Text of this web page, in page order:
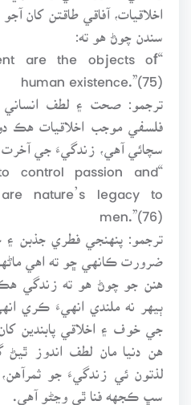
اخلاقيات، آفاقي طاقتن کان
are the objects of
human existence.”(75)
ترجمو: صحت ۽ لطف
فلسفي موجب اخلاقيات هڪ
سچائي آهي، زندگيءَ جي آخرت
nature’s legacy to
men.”(76)
ترجمو: پنهنجي فطري جذبن
ضرورت ڪانهي ڇو ته اهي
هنن جو چوڻ هو ته زندگي
ٻيهر نه ملندي انهيءَ ڪري
جي خوف ۽ اخلاقي پابندين
هن دنيا مان لطف اندوز ٿيڻ
لذتون ئي زندگيءَ جو
سڀ ڪجهه فنا ٿي وڃڻو آهي.